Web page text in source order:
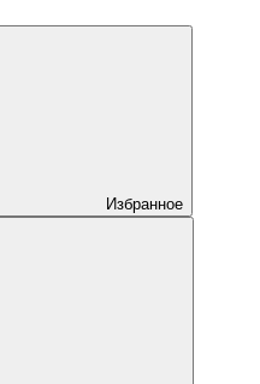
Избранное